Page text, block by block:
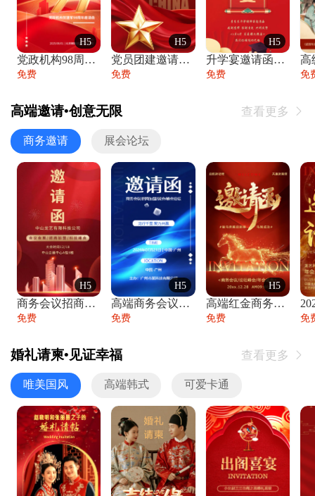
H5
党政机构98周年八一建军节庆祝晚会活动邀
免费
H5
党员团建邀请函党建活动风采党会工作汇报总
免费
H5
升学宴邀请函喜报金榜题名高端谢师宴邀请函
免费 免
高端邀请•创意无限 查看更多 
商务邀请 展会论坛
H5
商务会议招商展会科技峰会邀请函年会邀请
免费
H5
高端商务会议招商加盟展会峰会论坛邀请函
免费
H5
高端红金商务会议年会年终盛典答谢邀请函
免费 免
婚礼请柬•见证幸福 查看更多 
唯美国风 高端韩式 可爱卡通